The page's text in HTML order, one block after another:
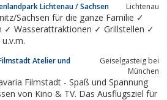
Lichtenau / Sachsen Lichtenau
Sachsen für die ganze Familie ✓
✓ Wasserattraktionen ✓ Grillstellen ✓
Atelier und
Geiselgasteig bei
München
Filmstadt - Spaß und Spannung
von Kino & TV. Das Ausflugsziel für